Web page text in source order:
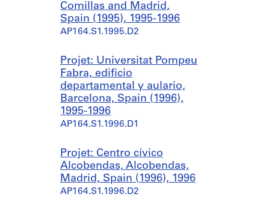
Comillas and Madrid,
Spain (1995), 1995-1996
AP164.S1.1995.D2
Projet: Universitat Pompeu
Fabra, edificio
departamental y aulario,
Barcelona, Spain (1996),
1995-1996
AP164.S1.1996.D1
Projet: Centro cívico
Alcobendas, Alcobendas,
Madrid, Spain (1996), 1996
AP164.S1.1996.D2